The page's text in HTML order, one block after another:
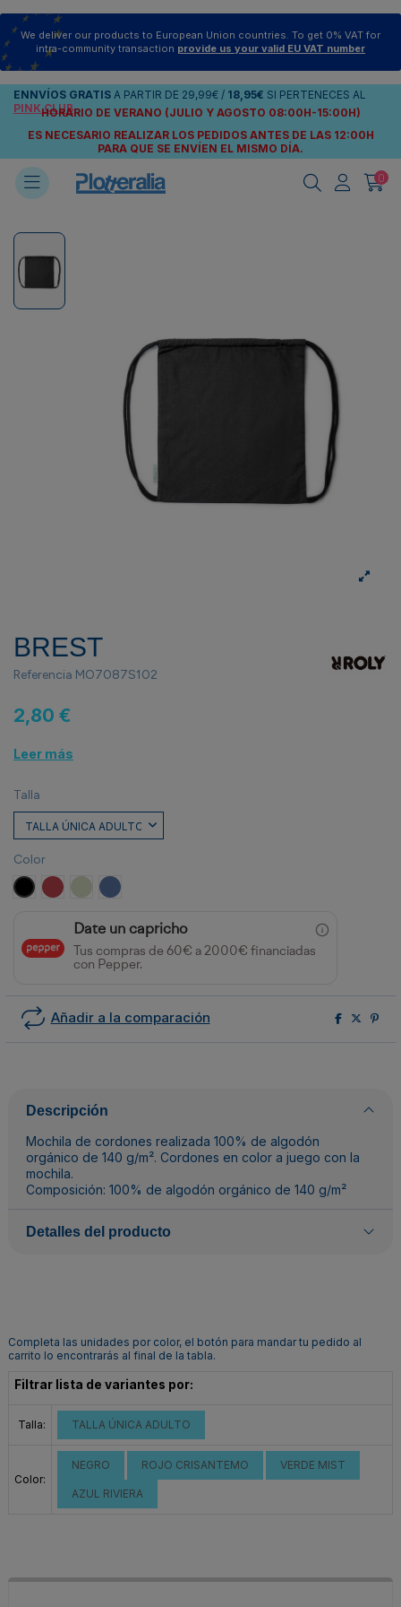
We deliver our products to European Union countries. To get 0% VAT for
intra-community transaction provide us your valid EU VAT number
ENNVÍOS GRATIS A PARTIR DE 29,99€ / 18,95€ SI PERTENECES AL
PINK CLUB
HORARIO DE VERANO (JULIO Y AGOSTO 08:00H-15:00H)
ES NECESARIO REALIZAR LOS PEDIDOS ANTES DE LAS 12:00H
PARA QUE SE ENVÍEN EL MISMO DÍA.
0
BREST
Referencia MO7087S102
2,80 €
Leer más
Talla
Color
NEGRO ROJO CRISANTEMO
VERDE MISTAZUL RIVIERA
Date un capricho
Tus compras de 60€ a 2000€ financiadas
con Pepper.
Añadir a la comparación
Descripción
Mochila de cordones realizada 100% de algodón
orgánico de 140 g/m². Cordones en color a juego con la
mochila.
Composición: 100% de algodón orgánico de 140 g/m²
Detalles del producto
Completa las unidades por color, el botón para mandar tu pedido al
carrito lo encontrarás al final de la tabla.
Filtrar lista de variantes por:
Talla: TALLA ÚNICA ADULTO
Color:
NEGRO ROJO CRISANTEMO VERDE MIST
AZUL RIVIERA